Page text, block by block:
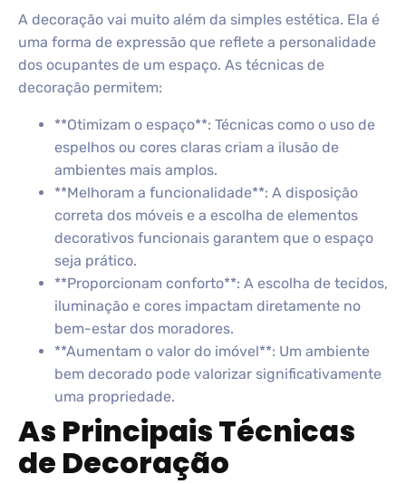
A decoração vai muito além da simples estética. Ela é
uma forma de expressão que reflete a personalidade
dos ocupantes de um espaço. As técnicas de
decoração permitem:
**Otimizam o espaço**: Técnicas como o uso de
espelhos ou cores claras criam a ilusão de
ambientes mais amplos.
**Melhoram a funcionalidade**: A disposição
correta dos móveis e a escolha de elementos
decorativos funcionais garantem que o espaço
seja prático.
**Proporcionam conforto**: A escolha de tecidos,
iluminação e cores impactam diretamente no
bem-estar dos moradores.
**Aumentam o valor do imóvel**: Um ambiente
bem decorado pode valorizar significativamente
uma propriedade.
As Principais Técnicas
de Decoração